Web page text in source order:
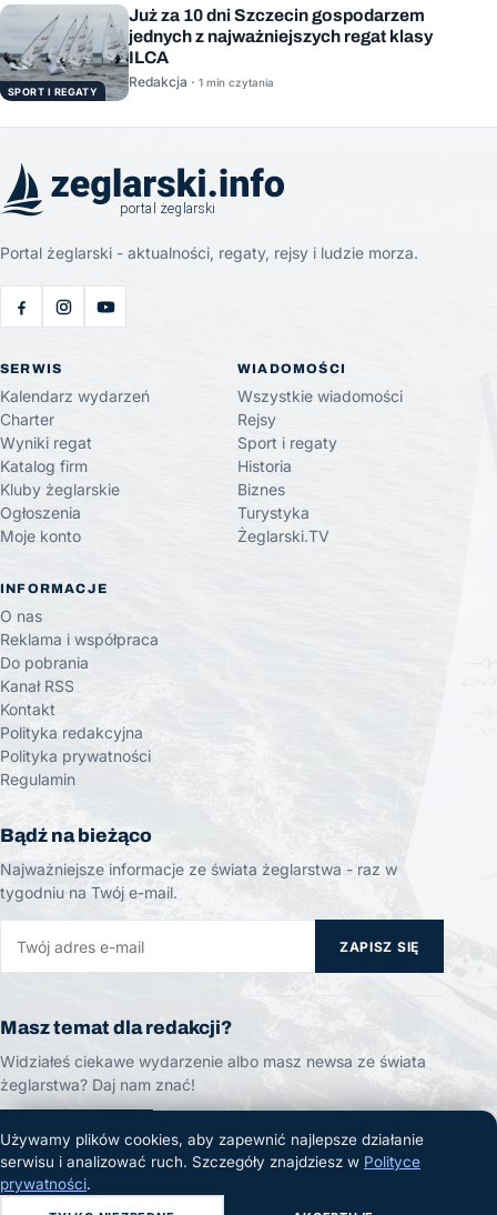
SPORT I REGATY
Już za 10 dni Szczecin gospodarzem
jednych z najważniejszych regat klasy
ILCA
Redakcja · 1 min czytania
Portal żeglarski - aktualności, regaty, rejsy i ludzie morza.
SERWIS
Kalendarz wydarzeń
Charter
Wyniki regat
Katalog firm
Kluby żeglarskie
Ogłoszenia
Moje konto
WIADOMOŚCI
Wszystkie wiadomości
Rejsy
Sport i regaty
Historia
Biznes
Turystyka
Żeglarski.TV
INFORMACJE
O nas
Reklama i współpraca
Do pobrania
Kanał RSS
Kontakt
Polityka redakcyjna
Polityka prywatności
Regulamin
Bądź na bieżąco
Najważniejsze informacje ze świata żeglarstwa - raz w
tygodniu na Twój e-mail.
ZAPISZ SIĘ
Masz temat dla redakcji?
Widziałeś ciekawe wydarzenie albo masz newsa ze świata
żeglarstwa? Daj nam znać!
ZGŁOŚ TEMAT
Używamy plików cookies, aby zapewnić najlepsze działanie
serwisu i analizować ruch. Szczegóły znajdziesz w Polityce
prywatności.